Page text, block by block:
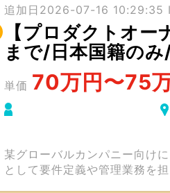
追加日2026-07-16 10:29:35
【プロダクトオ
まで/日本国籍の
単価 70万円〜75
某グローバルカンパニー向け
として要件定義や管理業務を